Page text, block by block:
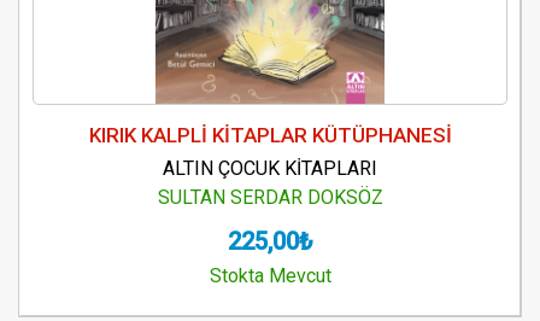
KIRIK KALPLİ KİTAPLAR KÜTÜPHANESİ
ALTIN ÇOCUK KİTAPLARI
SULTAN SERDAR DOKSÖZ
225,00₺
Stokta Mevcut